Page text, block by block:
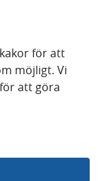
för att
möjligt. Vi
att göra